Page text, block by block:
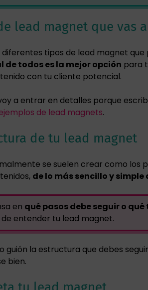
lead magnet que vas
diferentes tipos de lead magnet que
de todos es la mejor opción para
con tu cliente potencial.
a entrar en detalles porque
de lead magnets.
de tu lead magnet
se suelen crear como los
de lo más sencillo y
en qué pasos debe seguir o
entender tu lead magnet.
guión la estructura que debes
bien.